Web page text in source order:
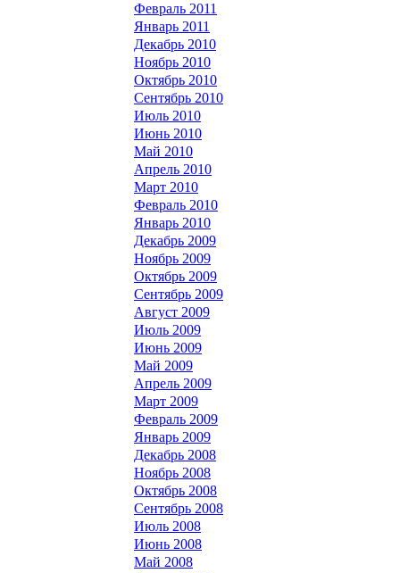
Февраль 2011
Январь 2011
Декабрь 2010
Ноябрь 2010
Октябрь 2010
Сентябрь 2010
Июль 2010
Июнь 2010
Май 2010
Апрель 2010
Март 2010
Февраль 2010
Январь 2010
Декабрь 2009
Ноябрь 2009
Октябрь 2009
Сентябрь 2009
Август 2009
Июль 2009
Июнь 2009
Май 2009
Апрель 2009
Март 2009
Февраль 2009
Январь 2009
Декабрь 2008
Ноябрь 2008
Октябрь 2008
Сентябрь 2008
Июль 2008
Июнь 2008
Май 2008